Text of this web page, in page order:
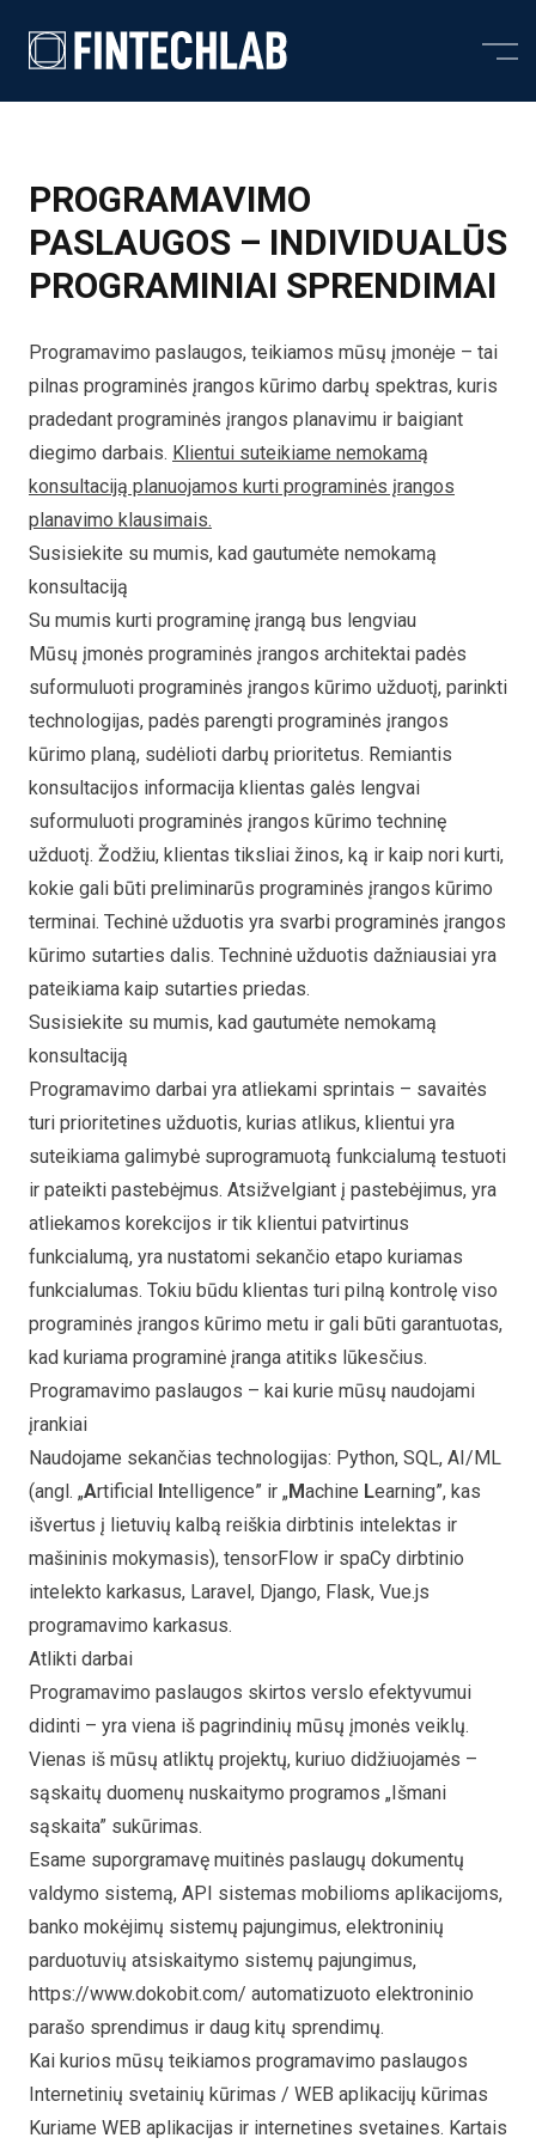
PROGRAMAVIMO
PASLAUGOS – INDIVIDUALŪS
PROGRAMINIAI SPRENDIMAI
Programavimo paslaugos, teikiamos mūsų įmonėje – tai
pilnas programinės įrangos kūrimo darbų spektras, kuris
pradedant programinės įrangos planavimu ir baigiant
diegimo darbais. Klientui suteikiame nemokamą
konsultaciją planuojamos kurti programinės įrangos
planavimo klausimais.
Susisiekite su mumis, kad gautumėte nemokamą
konsultaciją
Su mumis kurti programinę įrangą bus lengviau
Mūsų įmonės programinės įrangos architektai padės
suformuluoti programinės įrangos kūrimo užduotį, parinkti
technologijas, padės parengti programinės įrangos
kūrimo planą, sudėlioti darbų prioritetus. Remiantis
konsultacijos informacija klientas galės lengvai
suformuluoti programinės įrangos kūrimo techninę
užduotį. Žodžiu, klientas tiksliai žinos, ką ir kaip nori kurti,
kokie gali būti preliminarūs programinės įrangos kūrimo
terminai. Techinė užduotis yra svarbi programinės įrangos
kūrimo sutarties dalis. Techninė užduotis dažniausiai yra
pateikiama kaip sutarties priedas.
Susisiekite su mumis, kad gautumėte nemokamą
konsultaciją
Programavimo darbai yra atliekami sprintais – savaitės
turi prioritetines užduotis, kurias atlikus, klientui yra
suteikiama galimybė suprogramuotą funkcialumą testuoti
ir pateikti pastebėjmus. Atsižvelgiant į pastebėjimus, yra
atliekamos korekcijos ir tik klientui patvirtinus
funkcialumą, yra nustatomi sekančio etapo kuriamas
funkcialumas. Tokiu būdu klientas turi pilną kontrolę viso
programinės įrangos kūrimo metu ir gali būti garantuotas,
kad kuriama programinė įranga atitiks lūkesčius.
Programavimo paslaugos – kai kurie mūsų naudojami
įrankiai
Naudojame sekančias technologijas: Python, SQL, AI/ML
(angl. „Artificial Intelligence” ir „Machine Learning”, kas
išvertus į lietuvių kalbą reiškia dirbtinis intelektas ir
mašininis mokymasis), tensorFlow ir spaCy dirbtinio
intelekto karkasus, Laravel, Django, Flask, Vue.js
programavimo karkasus.
Atlikti darbai
Programavimo paslaugos skirtos verslo efektyvumui
didinti – yra viena iš pagrindinių mūsų įmonės veiklų.
Vienas iš mūsų atliktų projektų, kuriuo didžiuojamės –
sąskaitų duomenų nuskaitymo programos „Išmani
sąskaita” sukūrimas.
Esame suporgramavę muitinės paslaugų dokumentų
valdymo sistemą, API sistemas mobilioms aplikacijoms,
banko mokėjimų sistemų pajungimus, elektroninių
parduotuvių atsiskaitymo sistemų pajungimus,
https://www.dokobit.com/ automatizuoto elektroninio
parašo sprendimus ir daug kitų sprendimų.
Kai kurios mūsų teikiamos programavimo paslaugos
Internetinių svetainių kūrimas / WEB aplikacijų kūrimas
Kuriame WEB aplikacijas ir internetines svetaines. Kartais